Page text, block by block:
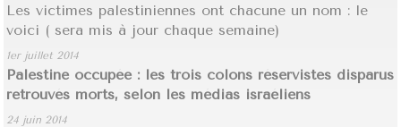
Les victimes palestiniennes ont chacune un nom : le
voici ( sera mis à jour chaque semaine)
1er juillet 2014
Palestine occupée : les trois colons réservistes disparus
retrouvés morts, selon les médias israéliens
24 juin 2014